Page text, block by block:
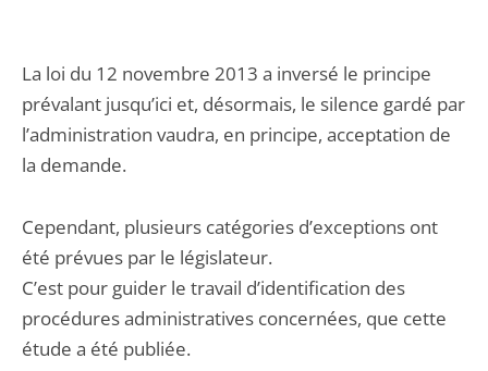
La loi du 12 novembre 2013 a inversé le principe
prévalant jusqu’ici et, désormais, le silence gardé par
l’administration vaudra, en principe, acceptation de
la demande.
Cependant, plusieurs catégories d’exceptions ont
été prévues par le législateur.
C’est pour guider le travail d’identification des
procédures administratives concernées, que cette
étude a été publiée.